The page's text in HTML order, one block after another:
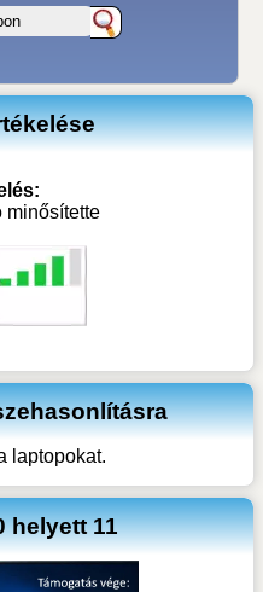
minősítette
laptopokat.
helyett 11